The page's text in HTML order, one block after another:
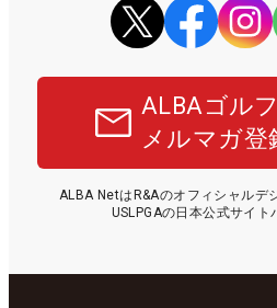
ALBAゴル
メルマガ登
ALBA NetはR&Aのオフィシャルデ
USLPGAの日本公式サイト